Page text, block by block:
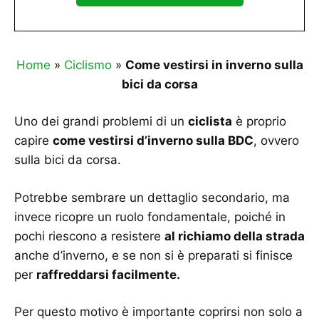
Home » Ciclismo» Come vestirsi in inverno sulla
bici da corsa
Uno dei grandi problemi di un ciclista è proprio
capire come vestirsi d’inverno sulla BDC, ovvero
sulla bici da corsa.
Potrebbe sembrare un dettaglio secondario, ma
invece ricopre un ruolo fondamentale, poiché in
pochi riescono a resistere al richiamo della strada
anche d’inverno, e se non si è preparati si finisce
per raffreddarsi facilmente.
Per questo motivo è importante coprirsi non solo a